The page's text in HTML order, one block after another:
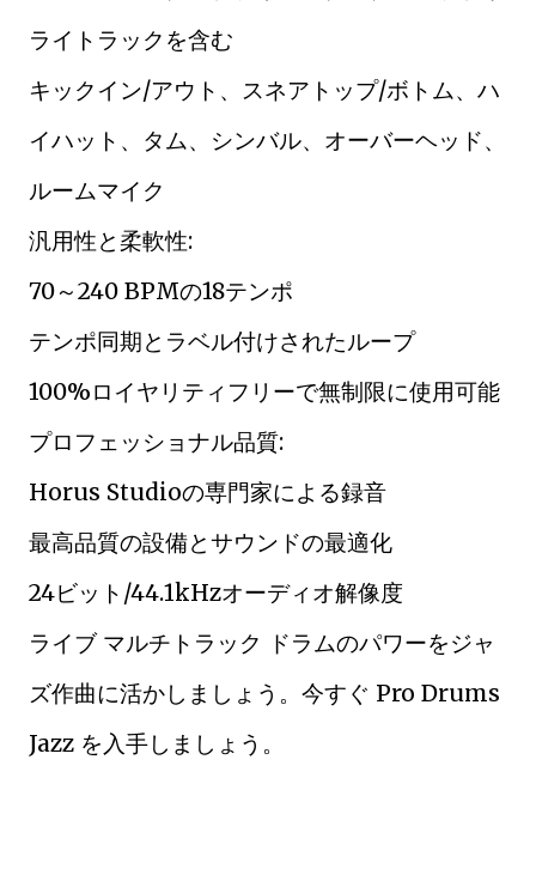
ライトラックを含む
キックイン/アウト、スネアトップ/ボトム、ハ
イハット、タム、シンバル、オーバーヘッド、
ルームマイク
汎用性と柔軟性:
70～240 BPMの18テンポ
テンポ同期とラベル付けされたループ
100%ロイヤリティフリーで無制限に使用可能
プロフェッショナル品質:
Horus Studioの専門家による録音
最高品質の設備とサウンドの最適化
24ビット/44.1kHzオーディオ解像度
ライブ マルチトラック ドラムのパワーをジャ
ズ作曲に活かしましょう。今すぐ Pro Drums
Jazz を入手しましょう。